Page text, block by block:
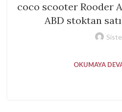
coco scooter Rooder
ABD stoktan
OKUMAYA